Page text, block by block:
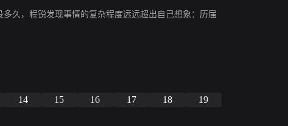
久，程锐发现事情的复杂程度远远超出自己想象：历届
14 15 16 17 18
19